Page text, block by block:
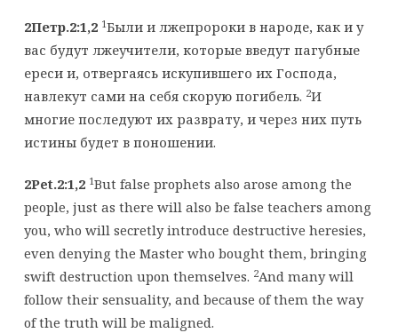
2Петр.2:1,2 1Были и лжепророки в народе, как и у
вас будут лжеучители, которые введут пагубные
ереси и, отвергаясь искупившего их Господа,
навлекут сами на себя скорую погибель. 2И
многие последуют их разврату, и через них путь
истины будет в поношении.
2Pet.2:1,2 1But false prophets also arose among the
people, just as there will also be false teachers among
you, who will secretly introduce destructive heresies,
even denying the Master who bought them, bringing
swift destruction upon themselves. 2And many will
follow their sensuality, and because of them the way
of the truth will be maligned.